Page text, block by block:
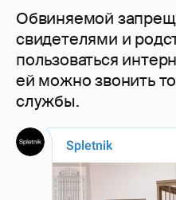
Обвиняемой
свидетелями и
пользоваться
ей можно звонить
службы.